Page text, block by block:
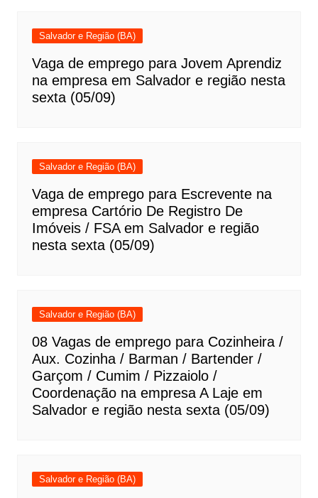
Salvador e Região (BA)
Vaga de emprego para Jovem Aprendiz
na empresa em Salvador e região nesta
sexta (05/09)
Salvador e Região (BA)
Vaga de emprego para Escrevente na
empresa Cartório De Registro De
Imóveis / FSA em Salvador e região
nesta sexta (05/09)
Salvador e Região (BA)
08 Vagas de emprego para Cozinheira /
Aux. Cozinha / Barman / Bartender /
Garçom / Cumim / Pizzaiolo /
Coordenação na empresa A Laje em
Salvador e região nesta sexta (05/09)
Salvador e Região (BA)